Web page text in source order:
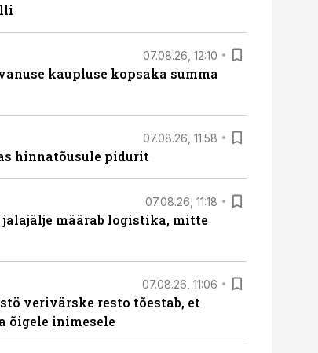
07.08.26, 12:10
kaupluse kopsaka summa
07.08.26, 11:58
hinnatõusule pidurit
07.08.26, 11:18
määrab logistika, mitte
07.08.26, 11:06
verivärske resto tõestab, et
õigele inimesele